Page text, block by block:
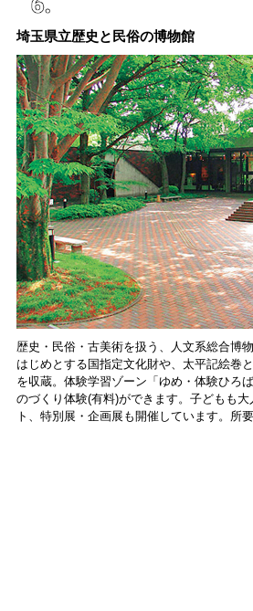
埼玉県立歴史と民俗の博物館
歴史・民俗・古美術を扱う、人文系総合博
はじめとする国指定文化財や、太平記絵巻
を収蔵。体験学習ゾーン「ゆめ・体験ひろ
のづくり体験(有料)ができます。子どもも
ト、特別展・企画展も開催しています。所要